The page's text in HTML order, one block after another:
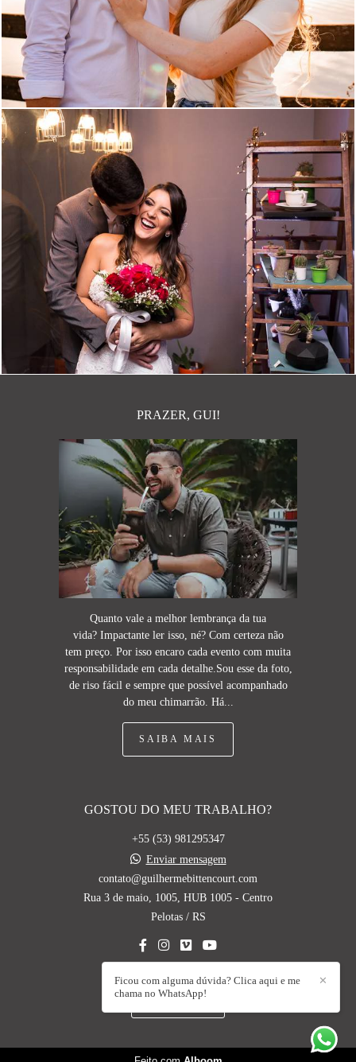
663 38
1368
PRAZER, GUI!
Quanto vale a melhor lembrança da tua
vida? Impactante ler isso, né? Com certeza não
tem preço. Por isso encaro cada evento com muita
responsabilidade em cada detalhe.Sou esse da foto,
de riso fácil e sempre que possível acompanhado
do meu chimarrão. Há...
SAIBA MAIS
GOSTOU DO MEU TRABALHO?
+55 (53) 981295347
Enviar mensagem
contato@guilhermebittencourt.com
Rua 3 de maio, 1005, HUB 1005 - Centro
Pelotas / RS
CONTATO
✕
Ficou com alguma dúvida? Clica aqui e me
chama no WhatsApp!